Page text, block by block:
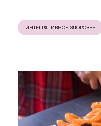
ИНТЕГРАТИВНОЕ ЗДОРОВЬЕ